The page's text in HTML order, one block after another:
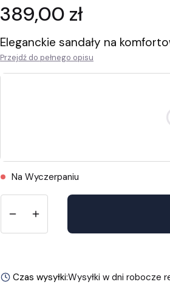
Cena
389,00 zł
Eleganckie sandały na
Przejdź do pełnego opisu
Na Wyczerpaniu
Czas wysyłki:Wysyłki w dni robocze